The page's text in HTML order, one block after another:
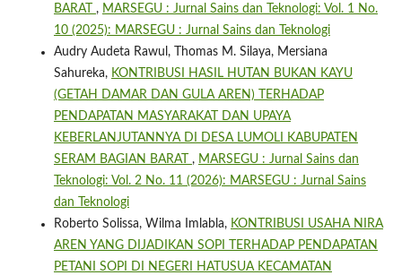
BARAT , MARSEGU : Jurnal Sains dan Teknologi: Vol. 1 No.
10 (2025): MARSEGU : Jurnal Sains dan Teknologi
Audry Audeta Rawul, Thomas M. Silaya, Mersiana
Sahureka, KONTRIBUSI HASIL HUTAN BUKAN KAYU
(GETAH DAMAR DAN GULA AREN) TERHADAP
PENDAPATAN MASYARAKAT DAN UPAYA
KEBERLANJUTANNYA DI DESA LUMOLI KABUPATEN
SERAM BAGIAN BARAT , MARSEGU : Jurnal Sains dan
Teknologi: Vol. 2 No. 11 (2026): MARSEGU : Jurnal Sains
dan Teknologi
Roberto Solissa, Wilma Imlabla, KONTRIBUSI USAHA NIRA
AREN YANG DIJADIKAN SOPI TERHADAP PENDAPATAN
PETANI SOPI DI NEGERI HATUSUA KECAMATAN